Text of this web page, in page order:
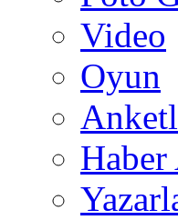
Video
Oyun